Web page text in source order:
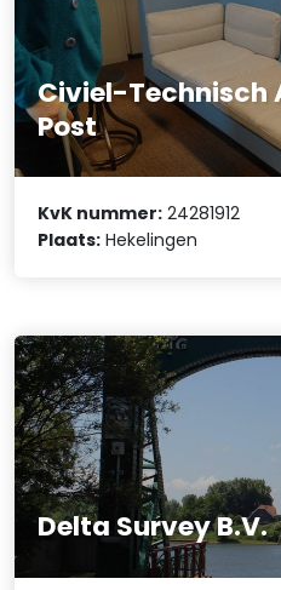
Civiel-Technisch
Post
KvK nummer: 24281912
Plaats: Hekelingen
Delta Survey B.V.